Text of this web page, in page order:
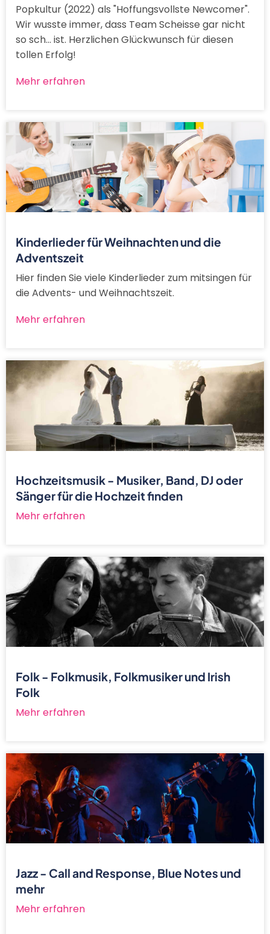
Popkultur (2022) als "Hoffungsvollste Newcomer".
Wir wusste immer, dass Team Scheisse gar nicht
so sch... ist. Herzlichen Glückwunsch für diesen
tollen Erfolg!
Mehr erfahren
Kinderlieder für Weihnachten und die
Adventszeit
Hier finden Sie viele Kinderlieder zum mitsingen für
die Advents- und Weihnachtszeit.
Mehr erfahren
Hochzeitsmusik - Musiker, Band, DJ oder
Sänger für die Hochzeit finden
Mehr erfahren
Folk - Folkmusik, Folkmusiker und Irish
Folk
Mehr erfahren
Jazz - Call and Response, Blue Notes und
mehr
Mehr erfahren